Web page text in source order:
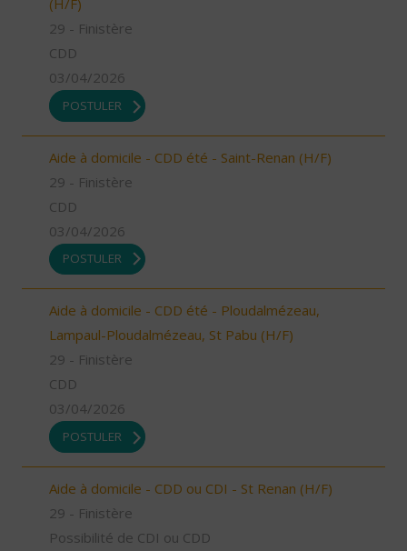
(H/F)
29 - Finistère
CDD
03/04/2026
POSTULER
Aide à domicile - CDD été - Saint-Renan (H/F)
29 - Finistère
CDD
03/04/2026
POSTULER
Aide à domicile - CDD été - Ploudalmézeau,
Lampaul-Ploudalmézeau, St Pabu (H/F)
29 - Finistère
CDD
03/04/2026
POSTULER
Aide à domicile - CDD ou CDI - St Renan (H/F)
29 - Finistère
Possibilité de CDI ou CDD